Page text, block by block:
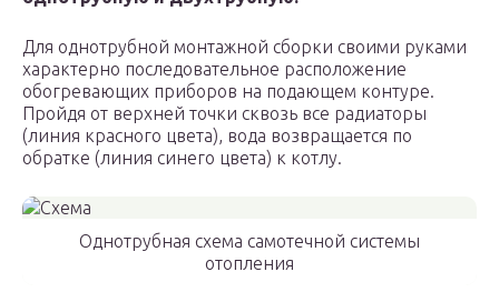
Для однотрубной монтажной сборки своими руками
характерно последовательное расположение
обогревающих приборов на подающем контуре.
Пройдя от верхней точки сквозь все радиаторы
(линия красного цвета), вода возвращается по
обратке (линия синего цвета) к котлу.
Однотрубная схема самотечной системы
отопления